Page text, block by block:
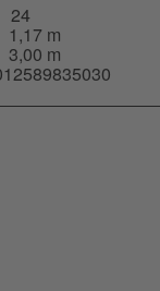
24
1,17 m
3,00 m